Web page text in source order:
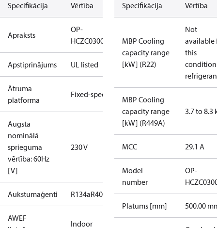
Specifikācija Vērtība
Apraksts
OP-
HCZC0300UWJ300N
Apstiprinājums UL listed
Ātruma
platforma
Fixed-speed
Augsta
nominālā
sprieguma
vērtība: 60Hz
[V]
230 V
Aukstumaģenti R134aR404A R448AR449AR452A
AWEF
Indoor
Specifikācija Vērtība
MBP Cooling
capacity range
[kW] (R22)
Not
available
this
MBP Cooling
capacity range
[kW] (R449A)
3.7 to 8.3
MCC 29.1 A
Model
number
OP-
Platums [mm] 500.00